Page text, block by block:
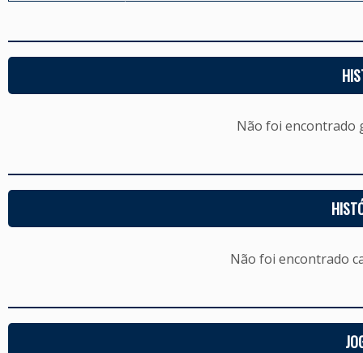
Não foi encontrado
Não foi encontrado